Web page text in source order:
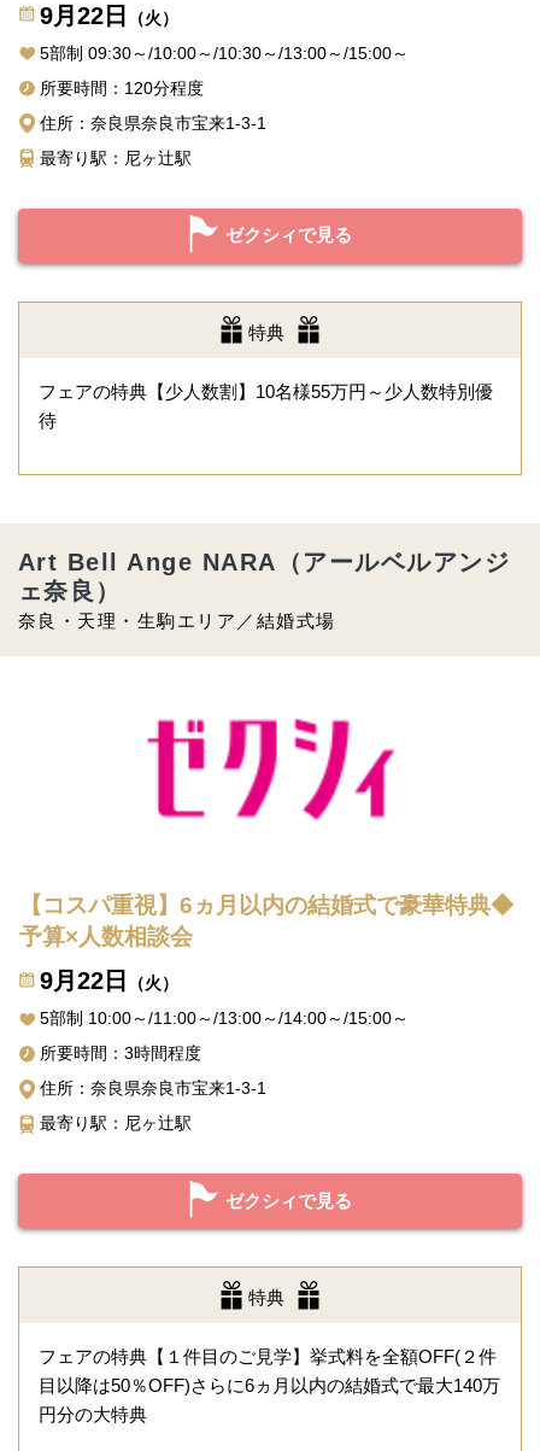
9月22日
（火）
5部制 09:30～/10:00～/10:30～/13:00～/15:00～
所要時間：120分程度
住所：奈良県奈良市宝来1-3-1
最寄り駅：尼ヶ辻駅
ゼクシィで見る
特典
フェアの特典【少人数割】10名様55万円～少人数特別優
待
奈良・天理・生駒エリア／結婚式場
Art Bell Ange NARA（アールベルアンジ
ェ奈良）
【コスパ重視】6ヵ月以内の結婚式で豪華特典◆
予算×人数相談会
9月22日
（火）
5部制 10:00～/11:00～/13:00～/14:00～/15:00～
所要時間：3時間程度
住所：奈良県奈良市宝来1-3-1
最寄り駅：尼ヶ辻駅
ゼクシィで見る
特典
フェアの特典【１件目のご見学】挙式料を全額OFF(２件
目以降は50％OFF)さらに6ヵ月以内の結婚式で最大140万
円分の大特典